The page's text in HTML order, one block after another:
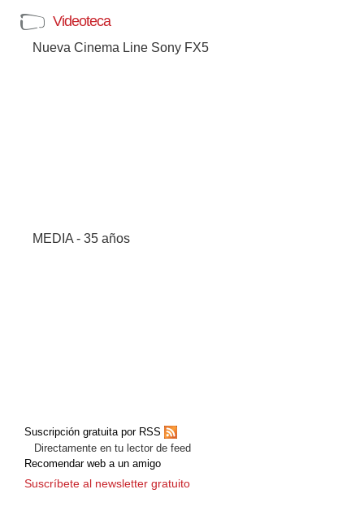
Videoteca
Nueva Cinema Line Sony FX5
MEDIA - 35 años
Suscripción gratuita por RSS
Directamente en tu lector de feed
Recomendar web a un amigo
Suscríbete al newsletter gratuito